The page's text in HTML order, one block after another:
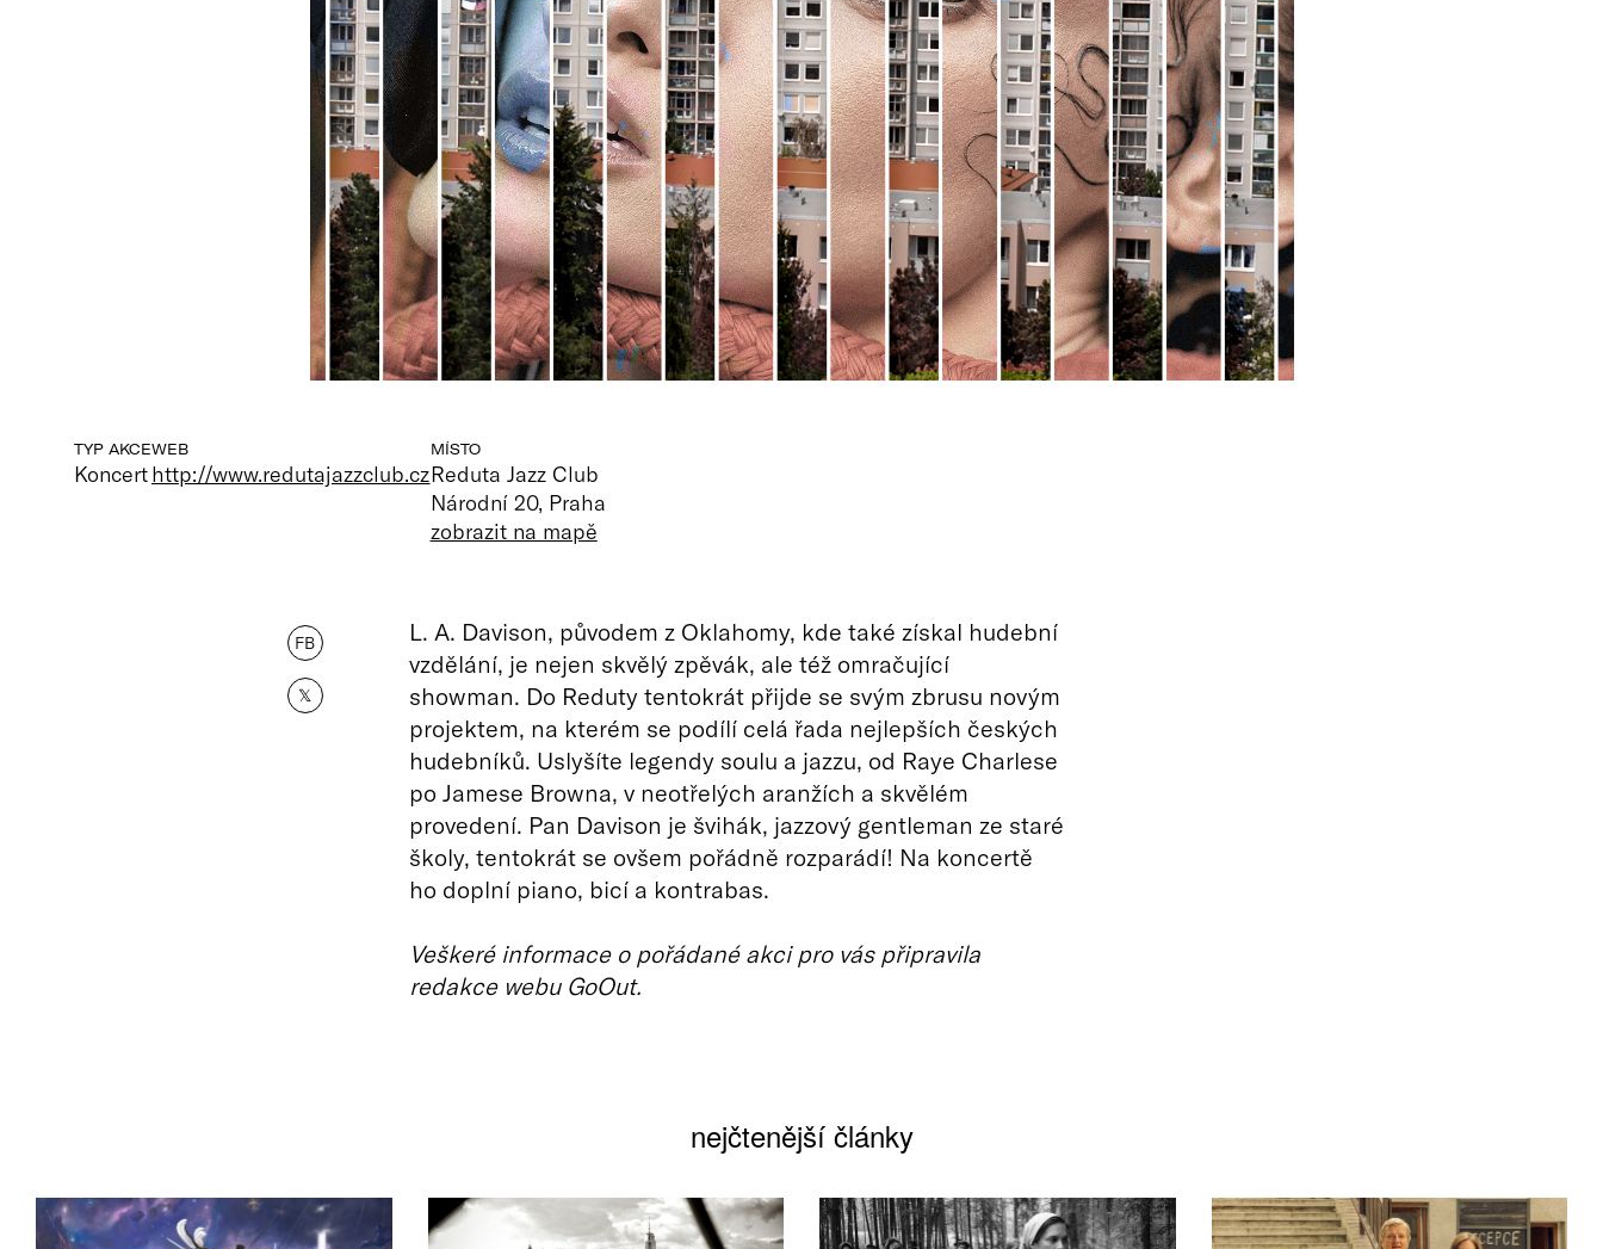
TYP AKCE
Koncert
WEB
http://www.redutajazzclub.cz
MÍSTO
Reduta Jazz Club
Národní 20, Praha
zobrazit na mapě
FB
𝕏
L. A. Davison, původem z Oklahomy, kde také získal hudební
vzdělání, je nejen skvělý zpěvák, ale též omračující
showman. Do Reduty tentokrát přijde se svým zbrusu novým
projektem, na kterém se podílí celá řada nejlepších českých
hudebníků. Uslyšíte legendy soulu a jazzu, od Raye Charlese
po Jamese Browna, v neotřelých aranžích a skvělém
provedení. Pan Davison je švihák, jazzový gentleman ze staré
školy, tentokrát se ovšem pořádně rozparádí! Na koncertě
ho doplní piano, bicí a kontrabas.
Veškeré informace o pořádané akci pro vás připravila
redakce webu GoOut.
nejčtenější články